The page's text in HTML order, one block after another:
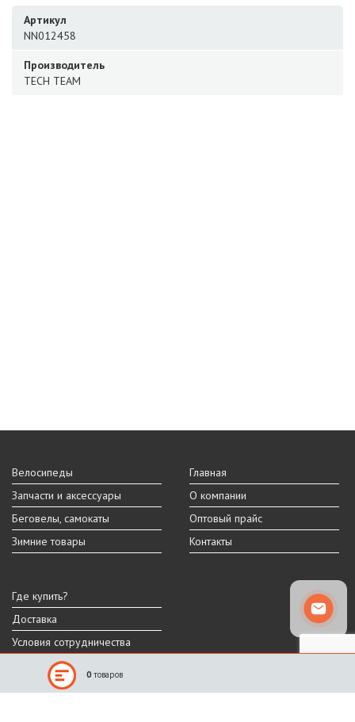
Артикул
NN012458
Производитель
TECH TEAM
Велосипеды
Запчасти и аксессуары
Беговелы, самокаты
Зимние товары
Главная
О компании
Оптовый прайс
Контакты
Где купить?
Доставка
Условия сотрудничества
Реальный внешний вид и технические характеристики товара могут
отличаться от представленных на сайте.
0 товаров